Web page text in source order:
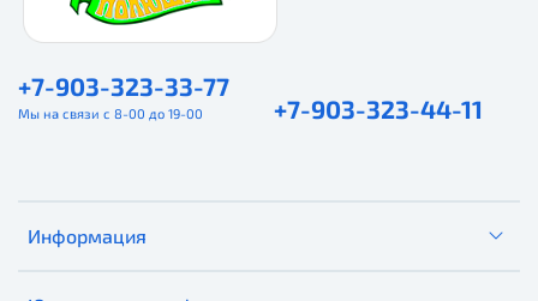
Информация
+7-903-323-33-77
Мы на связи с 8-00 до 19-00 +7-903-323-44-11